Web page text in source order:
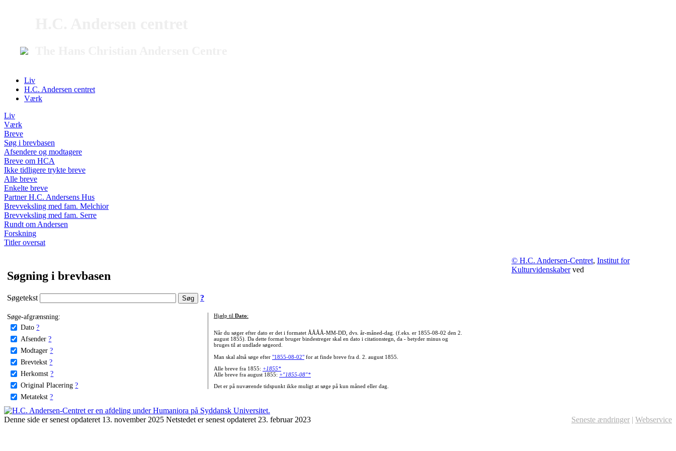
Liv
H.C. Andersen centret
Værk
Liv
Værk
Breve
Søg i brevbasen
Afsendere og modtagere
Breve om HCA
Ikke tidligere trykte breve
Alle breve
Enkelte breve
Partner H.C. Andersens Hus
Brevveksling med fam. Melchior
Brevveksling med fam. Serre
Rundt om Andersen
Forskning
Titler oversat
Søgning i brevbasen
Søgetekst ?
Søge-afgrænsning:
Dato ?
Afsender ?
Modtager ?
Brevtekst ?
Herkomst ?
Original Placering ?
Metatekst ?
Hjælp til Dato:
Når du søger efter dato er det i formatet ÅÅÅÅ-MM-DD, dvs. år-måned-dag. (f.eks. er 1855-08-02 den 2.
august 1855). Da dette format bruger bindestreger skal en dato i citationstegn, da - betyder minus og
bruges til at undlade søgeord.
Man skal altså søge efter "1855-08-02"for at finde breve fra d. 2. august 1855.
Alle breve fra 1855: +1855*
Alle breve fra august 1855: +"1855-08"*
Det er på nuværende tidspunkt ikke muligt at søge på kun måned eller dag.
© H.C. Andersen-Centret, Institut for
Kulturvidenskaberved
Denne side er senest opdateret 13. november 2025 Netstedet er senest opdateret 23. februar 2023 Seneste ændringer | Webservice